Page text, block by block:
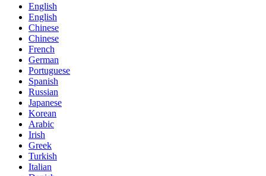
English
English
Chinese
Chinese
French
German
Portuguese
Spanish
Russian
Japanese
Korean
Arabic
Irish
Greek
Turkish
Italian